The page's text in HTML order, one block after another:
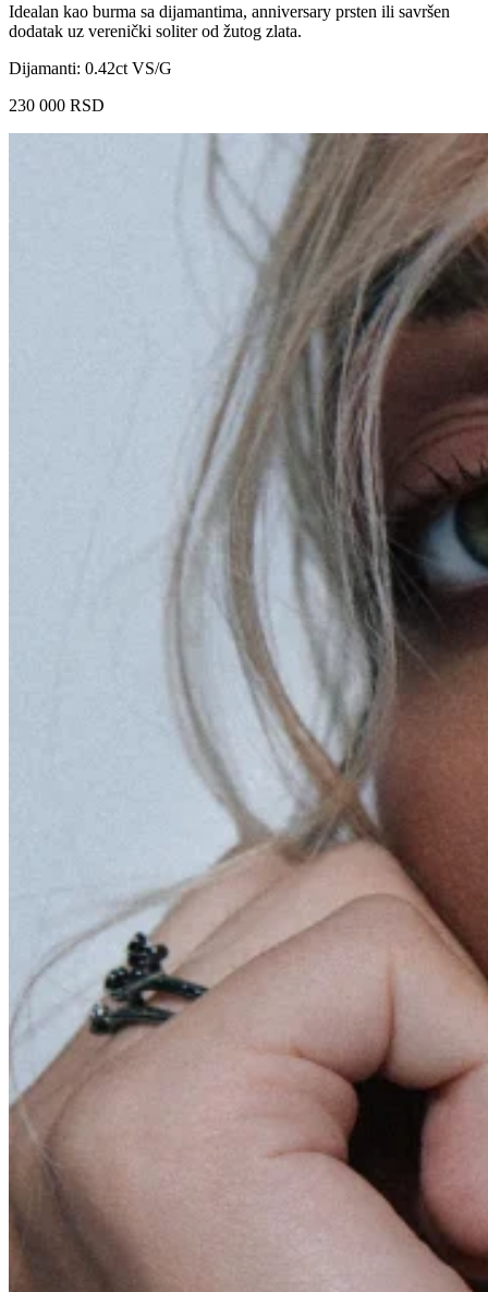
Idealan kao burma sa dijamantima, anniversary prsten ili savršen
dodatak uz verenički soliter od žutog zlata.
Dijamanti: 0.42ct VS/G
230 000 RSD